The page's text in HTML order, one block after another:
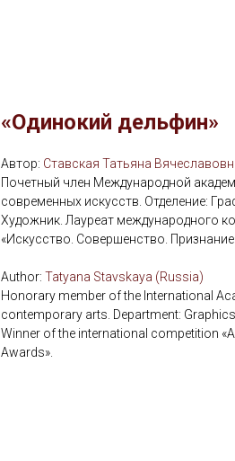
«Одинокий дельфин»
Автор: Ставская Татьяна
Почетный член Международной
современных искусств. Отделение:
Художник. Лауреат международного
«Искусство. Совершенство.
Аuthor: Tatyana Stavskaya (Russia)
Honorary member of the International
contemporary arts. Department:
Winner of the international competition
Awards».